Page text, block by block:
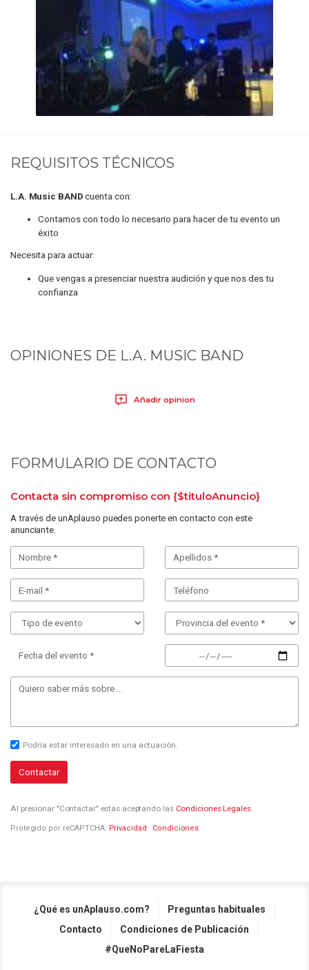
REQUISITOS TÉCNICOS
L.A. Music BANDcuenta con:
Contamos con todo lo necesario para hacer de tu evento un
éxito
Necesita para actuar:
Que vengas a presenciar nuestra audición y que nos des tu
confianza
OPINIONES DE L.A. MUSIC BAND
Añadir opinion
FORMULARIO DE CONTACTO
Contacta sin compromiso con {$tituloAnuncio}
A través de unAplauso puedes ponerte en contacto con este
anunciante.
Fecha del evento *
Podría estar interesado en una actuación.
Contactar
Al presionar "Contactar" estás aceptando las Condiciones Legales.
Protegido por reCAPTCHA: Privacidad · Condiciones
¿Qué es unAplauso.com?
Preguntas habituales
Contacto
Condiciones de Publicación
#QueNoPareLaFiesta